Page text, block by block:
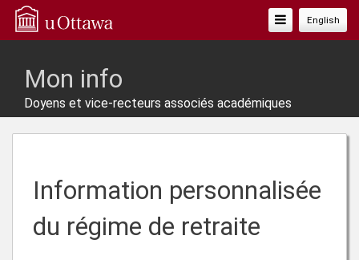
English
Basculer
La
Mon info
Doyens et vice-recteurs associés académiques
Information personnalisée
du régime de retraite